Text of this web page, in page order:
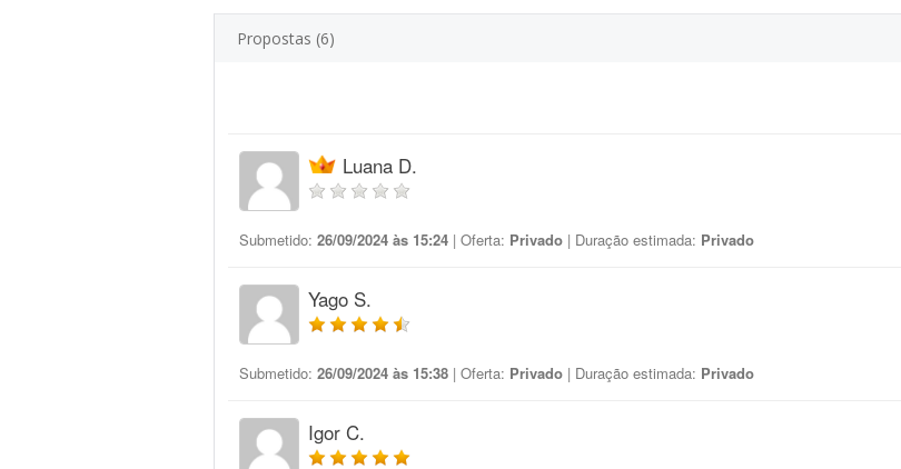
Propostas (6)
Luana D.
Submetido: 26/09/2024 às 15:24 | Oferta: Privado | Duração estimada: Privado
Yago S.
Submetido: 26/09/2024 às 15:38 | Oferta: Privado | Duração estimada: Privado
Igor C.